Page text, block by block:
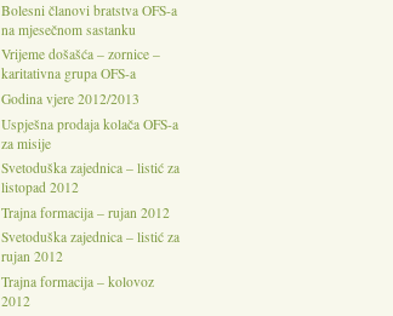
Bolesni članovi bratstva OFS-a
na mjesečnom sastanku
Vrijeme došašća – zornice –
karitativna grupa OFS-a
Godina vjere 2012/2013
Uspješna prodaja kolača OFS-a
za misije
Svetoduška zajednica – listić za
listopad 2012
Trajna formacija – rujan 2012
Svetoduška zajednica – listić za
rujan 2012
Trajna formacija – kolovoz
2012